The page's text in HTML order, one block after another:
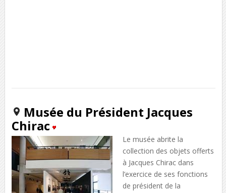
Musée du Président Jacques
Chirac
Le musée abrite la
collection des objets offerts
à Jacques Chirac dans
l’exercice de ses fonctions
de président de la